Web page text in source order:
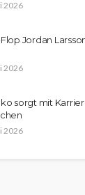
2026
Jordan
2026
sorgt mit
2026